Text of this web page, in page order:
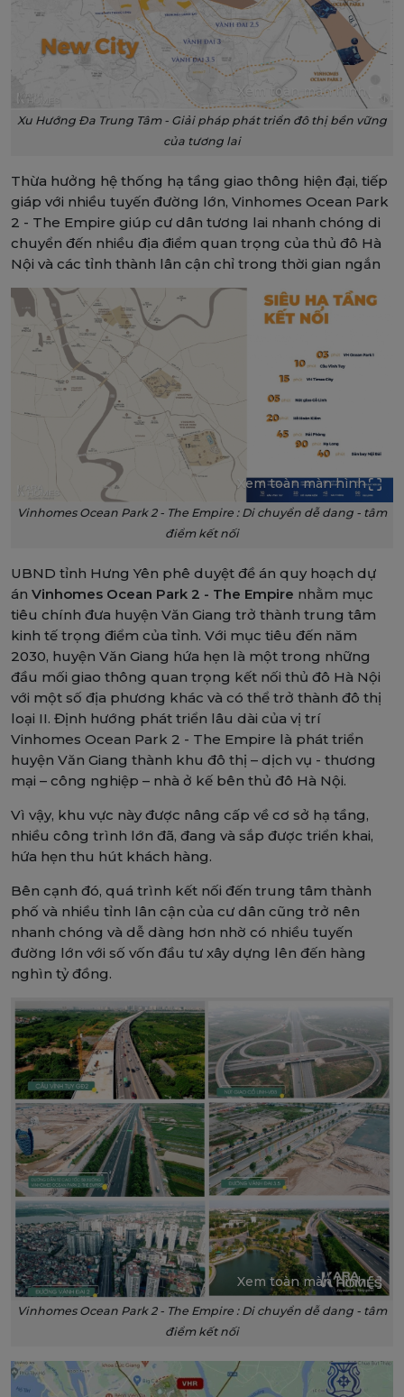
Xem toàn màn hình
Xu Hướng Đa Trung Tâm - Giải pháp phát triển đô thị bền vững
của tương lai
Thừa hưởng hệ thống hạ tầng giao thông hiện đại, tiếp
giáp với nhiều tuyến đường lớn, Vinhomes Ocean Park
2 - The Empire giúp cư dân tương lai nhanh chóng di
chuyển đến nhiều địa điểm quan trọng của thủ đô Hà
Nội và các tỉnh thành lân cận chỉ trong thời gian ngắn
Xem toàn màn hình
Vinhomes Ocean Park 2 - The Empire : Di chuyển dễ dang - tâm
điểm kết nối
UBND tỉnh Hưng Yên phê duyệt đề án quy hoạch dự
án Vinhomes Ocean Park 2 - The Empire nhằm mục
tiêu chính đưa huyện Văn Giang trở thành trung tâm
kinh tế trọng điểm của tỉnh. Với mục tiêu đến năm
2030, huyện Văn Giang hứa hẹn là một trong những
đầu mối giao thông quan trọng kết nối thủ đô Hà Nội
với một số địa phương khác và có thể trở thành đô thị
loại II. Định hướng phát triển lâu dài của vị trí
Vinhomes Ocean Park 2 - The Empire là phát triển
huyện Văn Giang thành khu đô thị – dịch vụ - thương
mại – công nghiệp – nhà ở kế bên thủ đô Hà Nội.
Vì vậy, khu vực này được nâng cấp về cơ sở hạ tầng,
nhiều công trình lớn đã, đang và sắp được triển khai,
hứa hẹn thu hút khách hàng.
Bên cạnh đó, quá trình kết nối đến trung tâm thành
phố và nhiều tỉnh lân cận của cư dân cũng trở nên
nhanh chóng và dễ dàng hơn nhờ có nhiều tuyến
đường lớn với số vốn đầu tư xây dựng lên đến hàng
nghìn tỷ đồng.
Xem toàn màn hình
Vinhomes Ocean Park 2 - The Empire : Di chuyển dễ dang - tâm
điểm kết nối